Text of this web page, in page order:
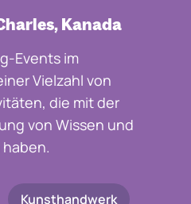
Kanada
Events im
Vielzahl von
die mit der
von Wissen und
Kunsthandwerk